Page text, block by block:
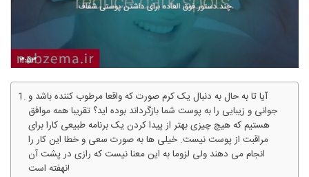
آیا تا به حال به دنبال یک کرم صورت که واقعا مرطوب کننده باشد و
جوانی و زیبایی را به پوست شما بازگرداند بوده اید؟ تقریبا همه موافق
هستیم که هیچ چیزی بهتر از پیدا کردن یک برنامه طبیعی کارا برای
مراقبت از پوست نیست. خیلی ها به صورت سعی و خطا این کار را
انجام می دهند ولی لزوما به این معنا نیست که رازی در پشت آن
نهفته است!